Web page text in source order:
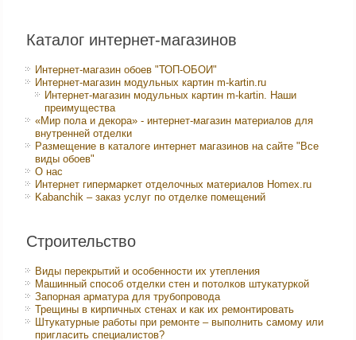
Каталог интернет-магазинов
Интернет-магазин обоев "ТОП-ОБОИ"
Интернет-магазин модульных картин m-kartin.ru
Интернет-магазин модульных картин m-kartin. Наши
преимущества
«Мир пола и декора» - интернет-магазин материалов для
внутренней отделки
Размещение в каталоге интернет магазинов на сайте "Все
виды обоев"
О нас
Интернет гипермаркет отделочных материалов Homex.ru
Kabanchik – заказ услуг по отделке помещений
Строительство
Виды перекрытий и особенности их утепления
Машинный способ отделки стен и потолков штукатуркой
Запорная арматура для трубопровода
Трещины в кирпичных стенах и как их ремонтировать
Штукатурные работы при ремонте – выполнить самому или
пригласить специалистов?